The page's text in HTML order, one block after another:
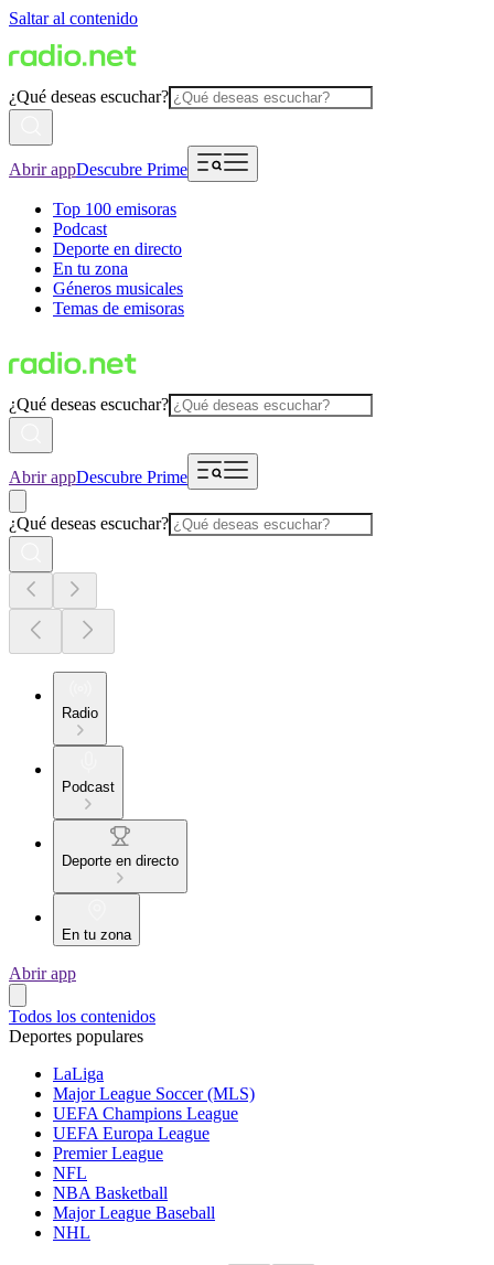
Saltar al contenido
¿Qué deseas escuchar?
Abrir appDescubre Prime
Top 100 emisoras
Podcast
Deporte en directo
En tu zona
Géneros musicales
Temas de emisoras
¿Qué deseas escuchar?
Abrir appDescubre Prime
¿Qué deseas escuchar?
Radio
Podcast
Deporte en directo
En tu zona
Abrir app
Todos los contenidos
Deportes populares
LaLiga
Major League Soccer (MLS)
UEFA Champions League
UEFA Europa League
Premier League
NFL
NBA Basketball
Major League Baseball
NHL